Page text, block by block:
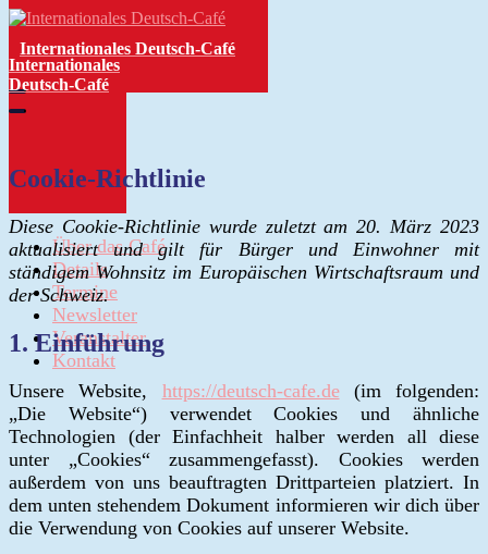
Zum
springen
Internationales Deutsch-Café
Internationales
Deutsch-Café
Über das Café
Details
Termine
Newsletter
Veranstalter
Kontakt
Cookie-Richtlinie
Diese Cookie-Richtlinie wurde zuletzt am 20. März 2023
aktualisiert und gilt für Bürger und Einwohner mit
ständigem Wohnsitz im Europäischen Wirtschaftsraum und
der Schweiz.
1. Einführung
Unsere Website, https://deutsch-cafe.de(im folgenden:
„Die Website“) verwendet Cookies und ähnliche
Technologien (der Einfachheit halber werden all diese
unter „Cookies“ zusammengefasst). Cookies werden
außerdem von uns beauftragten Drittparteien platziert. In
dem unten stehendem Dokument informieren wir dich über
die Verwendung von Cookies auf unserer Website.